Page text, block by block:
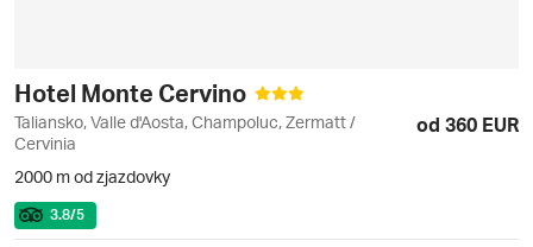
Hotel Monte Cervino
Taliansko, Valle d'Aosta, Champoluc, Zermatt /
Cervinia
od 360 EUR
2000 m od zjazdovky
3.8/5